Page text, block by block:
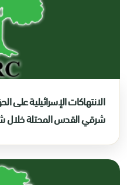
الانتهاكات الإسرائيلية
شرقي القدس المحتلة خلال شهر